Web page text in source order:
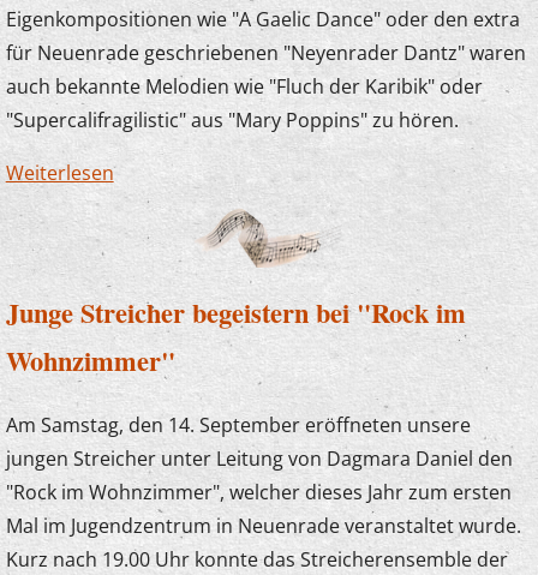
Eigenkompositionen wie "A Gaelic Dance" oder den extra
für Neuenrade geschriebenen "Neyenrader Dantz" waren
auch bekannte Melodien wie "Fluch der Karibik" oder
"Supercalifragilistic" aus "Mary Poppins" zu hören.
Weiterlesenüber Zauberlehrlinge im Kaisergarten
Junge Streicher begeistern bei "Rock im
Wohnzimmer"
Am Samstag, den 14. September eröffneten unsere
jungen Streicher unter Leitung von Dagmara Daniel den
"Rock im Wohnzimmer", welcher dieses Jahr zum ersten
Mal im Jugendzentrum in Neuenrade veranstaltet wurde.
Kurz nach 19.00 Uhr konnte das Streicherensemble der